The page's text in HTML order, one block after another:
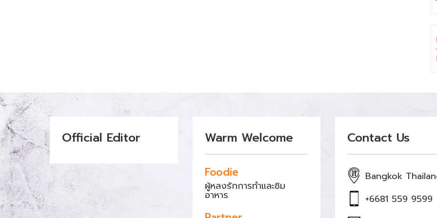
Official Editor Warm Welcome
Foodie
ผู้หลงรักการทำและชิม
อาหาร
Contact Us
Bangkok
+6681 559 9599